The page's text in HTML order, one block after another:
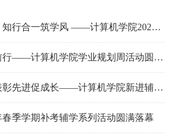
朋辈辅学明脉络，知行合一筑学风 ——计算机学院2026年春季学期线性代数期末辅学活动圆满结束
规划领航，逐梦前行——计算机学院学业规划周活动圆满结束
凝心聚力筑辅学表彰先进促成长——计算机学院新进辅学义工欢迎会暨学海同舟颁奖会圆满落幕
春季学期补考辅学系列活动圆满落幕